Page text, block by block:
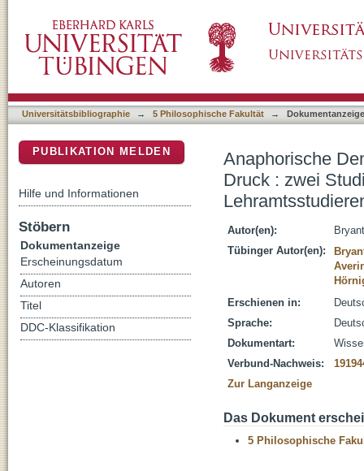
Beurteilung referenzieller Bezüge durch
Universitätsbibliographie → 5 Philosophische Fakultät → Dokumentanzeige
Anaphorische
Druck : zwei
Autor(en):
Tübinger Autor(en):
Erschienen in:
Sprache:
Dokumentart:
Verbund-Nachweis:
Zur Langanzeige
Das Dokument
5 Philosophische
PUBLIKATION MELDEN
Hilfe und Informationen
Stöbern
Dokumentanzeige
Erscheinungsdatum
Autoren
Titel
DDC-Klassifikation